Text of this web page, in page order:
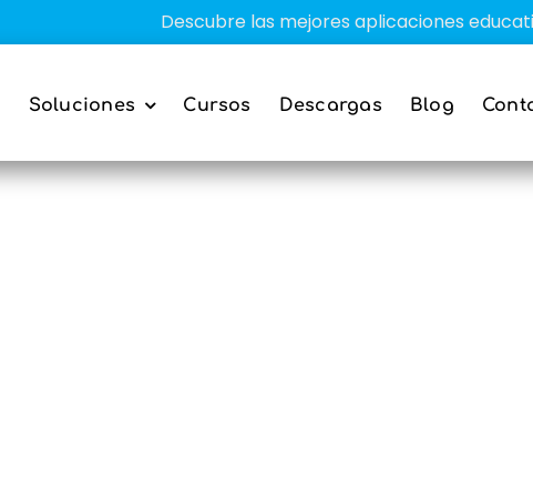
Descubre las mejores aplicaciones educativas
Soluciones Cursos Descargas Blog